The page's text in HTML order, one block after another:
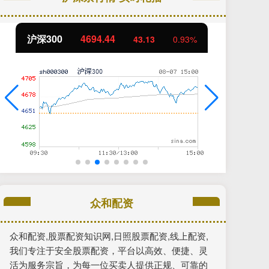
沪深300 4694.44 43.13 0.93%
众和配资
众和配资,股票配资知识网,日照股票配资,线上配资,
我们专注于安全股票配资，平台以高效、便捷、灵
活为服务宗旨，为每一位买卖人提供正规、可靠的